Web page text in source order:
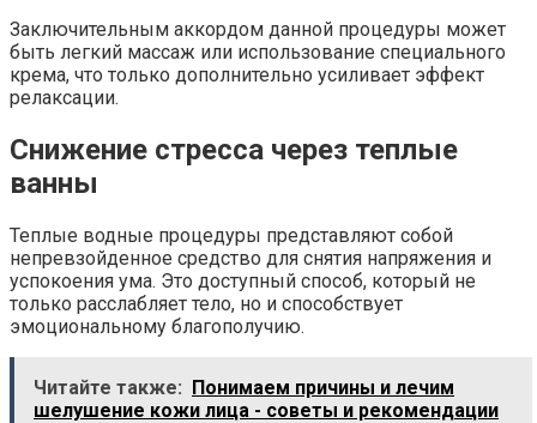
Заключительным аккордом данной процедуры может
быть легкий массаж или использование специального
крема, что только дополнительно усиливает эффект
релаксации.
Снижение стресса через теплые
ванны
Теплые водные процедуры представляют собой
непревзойденное средство для снятия напряжения и
успокоения ума. Это доступный способ, который не
только расслабляет тело, но и способствует
эмоциональному благополучию.
Читайте также: Понимаем причины и лечим
шелушение кожи лица - советы и рекомендации